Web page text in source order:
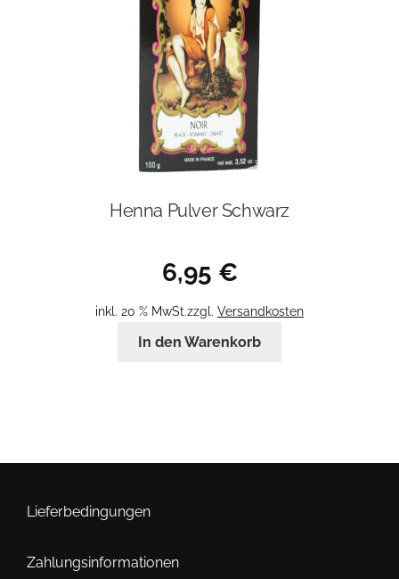
Henna Pulver Schwarz
6,95 €
inkl. 20 % MwSt.zzgl. Versandkosten
In den Warenkorb
Lieferbedingungen
Zahlungsinformationen